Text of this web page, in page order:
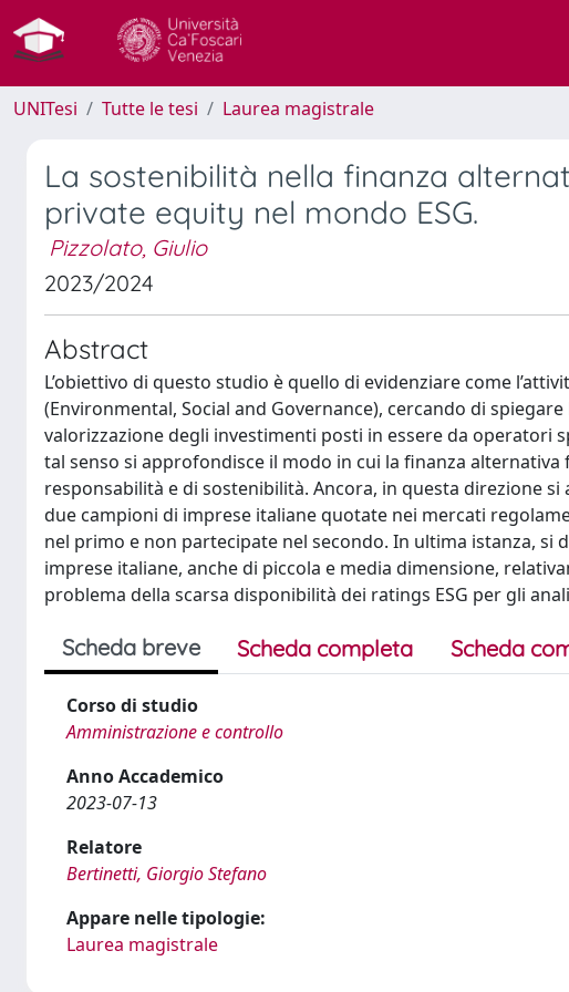
UNITesi Tutte le tesi Laurea magistrale
La sostenibilità nella finanza
private equity nel mondo ESG.
Pizzolato, Giulio
2023/2024
Abstract
L’obiettivo di questo studio è quello di evidenziare come
(Environmental, Social and Governance), cercando di
valorizzazione degli investimenti posti in essere da operatori
tal senso si approfondisce il modo in cui la finanza
responsabilità e di sostenibilità. Ancora, in questa direzione
due campioni di imprese italiane quotate nei mercati
nel primo e non partecipate nel secondo. In ultima istanza,
imprese italiane, anche di piccola e media dimensione,
problema della scarsa disponibilità dei ratings ESG per gli
Scheda breve Scheda completa Scheda
Corso di studio
Amministrazione e controllo
Anno Accademico
2023-07-13
Relatore
Bertinetti, Giorgio Stefano
Appare nelle tipologie:
Laurea magistrale